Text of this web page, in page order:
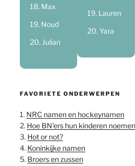
Max
Noud
Julian
Lauren
Yara
FAVORIETE ONDERWERPEN
1. NRC namen en hockeynamen
2. Hoe BN'ers hun kinderen noemen
3. Hot or not?
4. Koninkijke namen
5. Broers en zussen